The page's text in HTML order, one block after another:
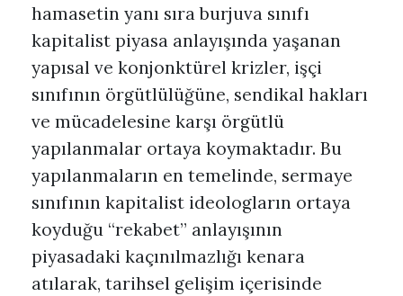
hamasetin yanı sıra burjuva sınıfı
kapitalist piyasa anlayışında yaşanan
yapısal ve konjonktürel krizler, işçi
sınıfının örgütlülüğüne, sendikal hakları
ve mücadelesine karşı örgütlü
yapılanmalar ortaya koymaktadır. Bu
yapılanmaların en temelinde, sermaye
sınıfının kapitalist ideologların ortaya
koyduğu “rekabet” anlayışının
piyasadaki kaçınılmazlığı kenara
atılarak, tarihsel gelişim içerisinde